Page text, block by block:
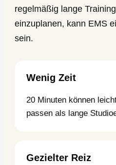
regelmäßig lange
einzuplanen, kann EMS
sein.
Wenig Zeit
20 Minuten können
passen als lange
Gezielter Reiz